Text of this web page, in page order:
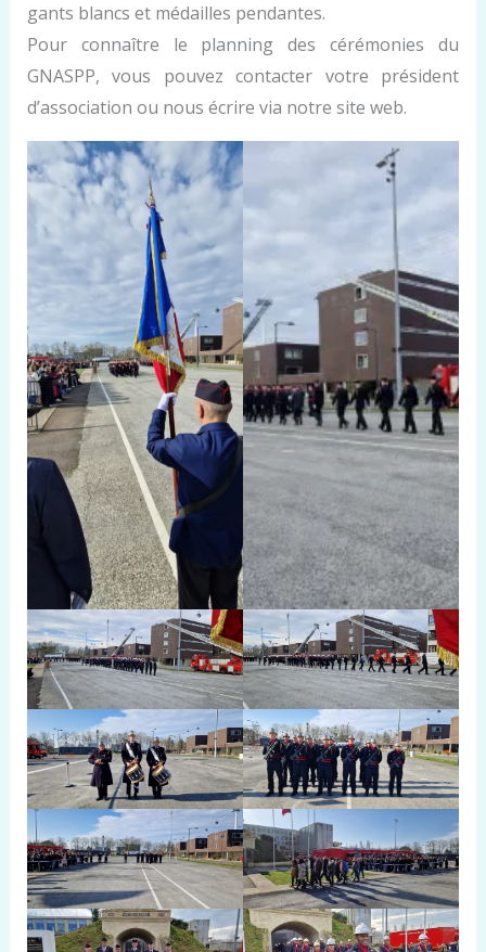
gants blancs et médailles pendantes.
Pour connaître le planning des cérémonies du
GNASPP, vous pouvez contacter votre président
d’association ou nous écrire via notre site web.